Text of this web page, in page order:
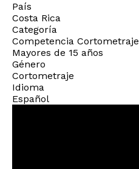
País
Costa Rica
Categoría
Competencia Cortometraje
Mayores de 15 años
Género
Cortometraje
Idioma
Español